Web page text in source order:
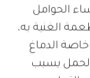
الحوامل
الغنية به،
الدماغ
يسبب